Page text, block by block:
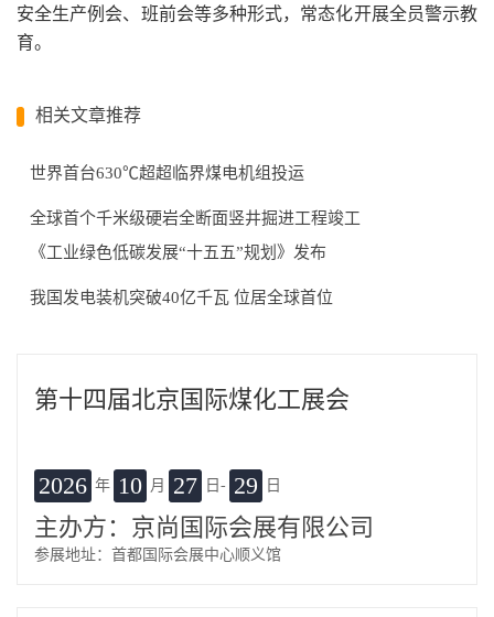
安全生产例会、班前会等多种形式，常态化开展全员警示教
育。
相关文章推荐
世界首台630℃超超临界煤电机组投运
全球首个千米级硬岩全断面竖井掘进工程竣工
《工业绿色低碳发展“十五五”规划》发布
我国发电装机突破40亿千瓦 位居全球首位
第十四届北京国际煤化工展会
2026 年 10 月 27 日- 29 日
主办方：京尚国际会展有限公司
参展地址：首都国际会展中心顺义馆